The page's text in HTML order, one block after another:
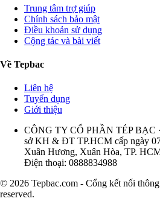
Trung tâm trợ giúp
Chính sách bảo mật
Điều khoản sử dụng
Cộng tác và bài viết
Về Tepbac
Liên hệ
Tuyển dụng
Giới thiệu
CÔNG TY CỔ PHẦN TÉP BẠC
sở KH & ĐT TP.HCM cấp ngày
Xuân Hương, Xuân Hòa, TP.
Điện thoại: 0888834988
© 2026 Tepbac.com - Cổng kết nối
reserved.